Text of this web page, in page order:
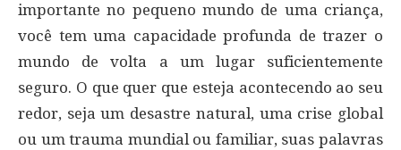
importante no pequeno mundo de uma criança,
você tem uma capacidade profunda de trazer o
mundo de volta a um lugar suficientemente
seguro. O que quer que esteja acontecendo ao seu
redor, seja um desastre natural, uma crise global
ou um trauma mundial ou familiar, suas palavras